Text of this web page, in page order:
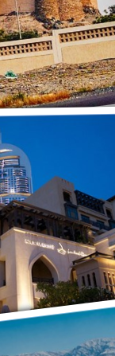
и Форт Битхна
Дубай